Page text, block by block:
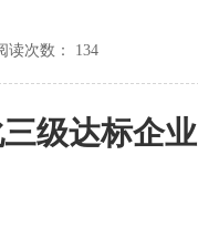
次数： 134
级达标企业